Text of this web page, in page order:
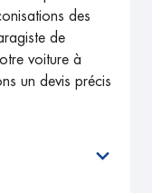
des
de
voiture à
un devis précis